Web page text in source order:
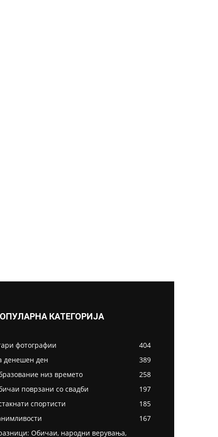
КАТЕГОРИЈА
фотографии
404
денешен ден
389
низ времето
258
поврзани со свадби
197
спортисти
185
167
Обичаи, народни верувања,